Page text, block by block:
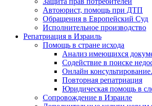
Автоюрист, помощь при ДТП
Обращения в Европейский Суд
Исполнительное производство
Репатриация в Израиль
Помощь в стране исхода
Анализ имеющихся
Содействие в поиске
Онлайн
Повторная репатриация
Юридическая помощь в
Сопровождение в Израиле